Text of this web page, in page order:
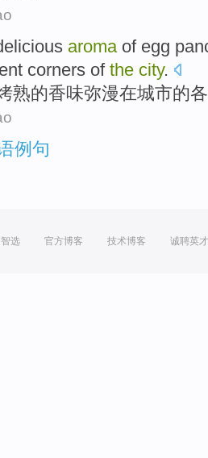
aroma of egg
corners of the city.
熟的香味弥漫在城市的
例句
选 官方博客 技术博客 诚聘英才